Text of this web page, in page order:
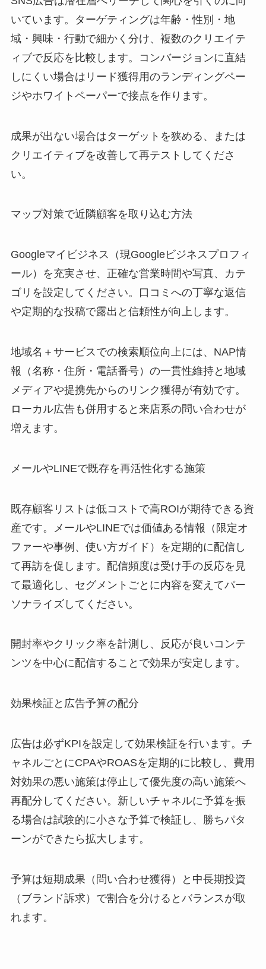
いています。ターゲティングは年齢・性別・地
域・興味・行動で細かく分け、複数のクリエイテ
ィブで反応を比較します。コンバージョンに直結
しにくい場合はリード獲得用のランディングペー
ジやホワイトペーパーで接点を作ります。
成果が出ない場合はターゲットを狭める、または
クリエイティブを改善して再テストしてくださ
い。
マップ対策で近隣顧客を取り込む方法
Googleマイビジネス（現Googleビジネスプロフィ
ール）を充実させ、正確な営業時間や写真、カテ
ゴリを設定してください。口コミへの丁寧な返信
や定期的な投稿で露出と信頼性が向上します。
地域名＋サービスでの検索順位向上には、NAP情
報（名称・住所・電話番号）の一貫性維持と地域
メディアや提携先からのリンク獲得が有効です。
ローカル広告も併用すると来店系の問い合わせが
増えます。
メールやLINEで既存を再活性化する施策
既存顧客リストは低コストで高ROIが期待できる資
産です。メールやLINEでは価値ある情報（限定オ
ファーや事例、使い方ガイド）を定期的に配信し
て再訪を促します。配信頻度は受け手の反応を見
て最適化し、セグメントごとに内容を変えてパー
ソナライズしてください。
開封率やクリック率を計測し、反応が良いコンテ
ンツを中心に配信することで効果が安定します。
効果検証と広告予算の配分
広告は必ずKPIを設定して効果検証を行います。チ
ャネルごとにCPAやROASを定期的に比較し、費用
対効果の悪い施策は停止して優先度の高い施策へ
再配分してください。新しいチャネルに予算を振
る場合は試験的に小さな予算で検証し、勝ちパタ
ーンができたら拡大します。
予算は短期成果（問い合わせ獲得）と中長期投資
（ブランド訴求）で割合を分けるとバランスが取
れます。